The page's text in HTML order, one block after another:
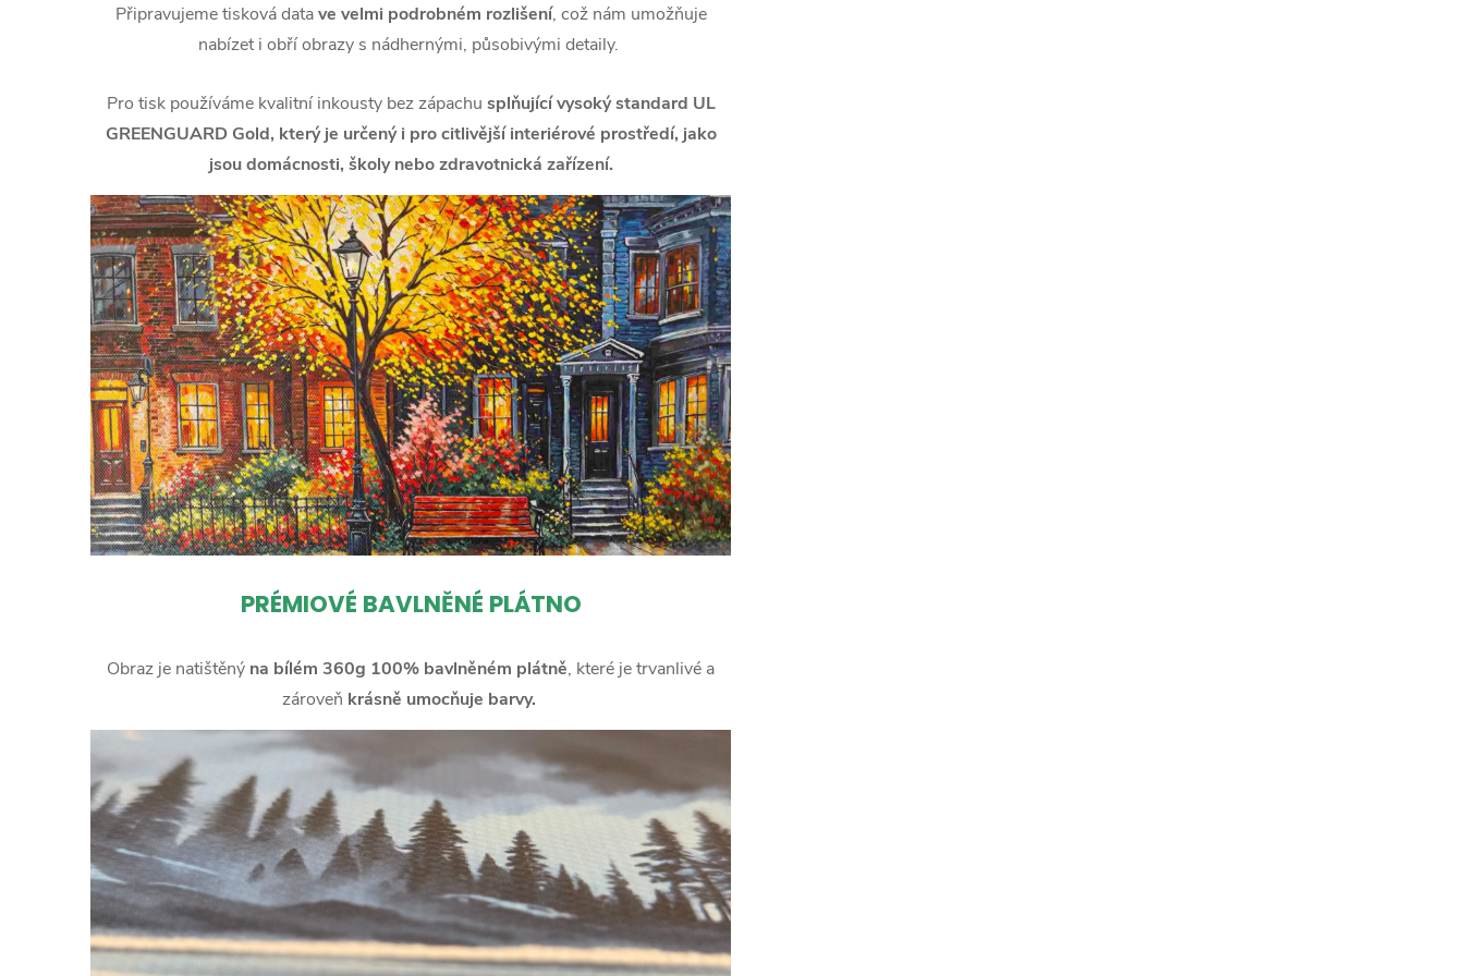
Připravujeme tisková datave velmi podrobném rozlišení, což nám umožňuje
nabízet i obří obrazy s nádhernými, působivými detaily.
Pro tisk používáme kvalitní inkousty bez zápachu splňující vysoký standard UL
GREENGUARD Gold, který je určený i pro citlivější interiérové prostředí, jako
jsou domácnosti, školy nebo zdravotnická zařízení.
PRÉMIOVÉ BAVLNĚNÉ PLÁTNO
Obraz je natištěný na bílém 360g 100% bavlněném plátně, které je trvanlivé a
zároveň krásně umocňuje barvy.